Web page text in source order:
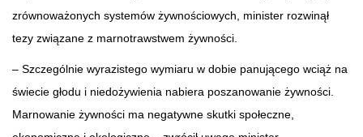
zrównoważonych systemów żywnościowych, minister rozwinął
tezy związane z marnotrawstwem żywności.
– Szczególnie wyrazistego wymiaru w dobie panującego wciąż na
świecie głodu i niedożywienia nabiera poszanowanie żywności.
Marnowanie żywności ma negatywne skutki społeczne,